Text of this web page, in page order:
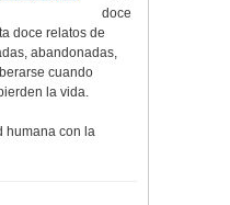
doce
doce relatos de
abandonadas,
cuando
la vida.
humana con la